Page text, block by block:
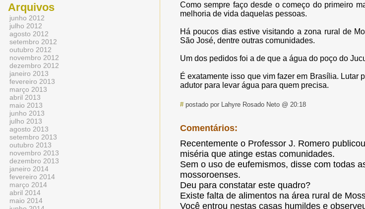
Como sempre faço desde o começo do primeiro
melhoria de vida daquelas pessoas.
Há poucos dias estive visitando a zona rural de
São José, dentre outras comunidades.
Um dos pedidos foi a de que a água do poço do
É exatamente isso que vim fazer em Brasília.
adutor para levar água para quem precisa.
#postado por Lahyre Rosado Neto @ 20:18
Comentários:
Recentemente o Professor J. Romero
miséria que atinge estas comunidades.
Sem o uso de eufemismos, disse com todas
mossoroenses.
Deu para constatar este quadro?
Existe falta de alimentos na área rural de
Você entrou nestas casas humildes e
Arquivos
junho 2012
julho 2012
agosto 2012
setembro 2012
outubro 2012
novembro 2012
dezembro 2012
janeiro 2013
fevereiro 2013
março 2013
abril 2013
maio 2013
junho 2013
julho 2013
agosto 2013
setembro 2013
outubro 2013
novembro 2013
dezembro 2013
janeiro 2014
fevereiro 2014
março 2014
abril 2014
maio 2014